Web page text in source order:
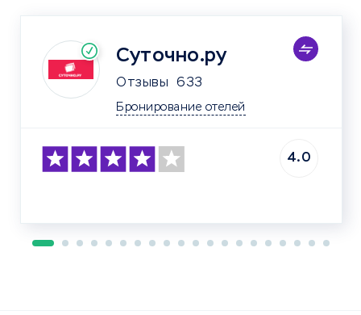
Суточно.ру
Отзывы 633
Бронирование отелей
4.0